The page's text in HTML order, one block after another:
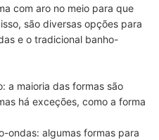
com aro no meio para que
são diversas opções para
e o tradicional banho-
a maioria das formas são
há exceções, como a forma
ondas: algumas formas para